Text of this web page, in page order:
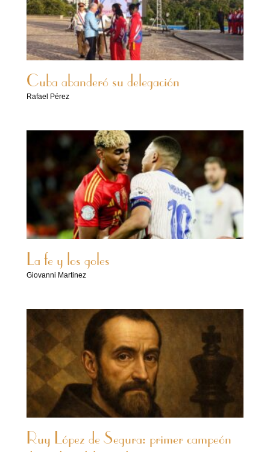
Cuba abanderó su delegación
Rafael Pérez
La fe y los goles
Giovanni Martinez
Ruy López de Segura: primer campeón